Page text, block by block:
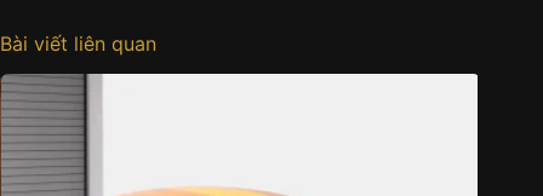
Bài viết liên quan